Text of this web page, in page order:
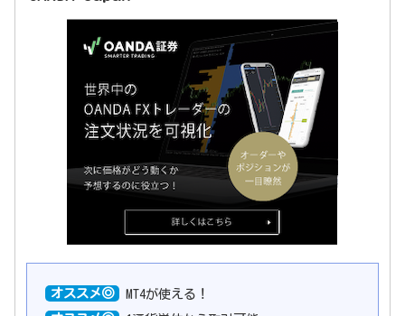
オススメ◎
MT4が使える！